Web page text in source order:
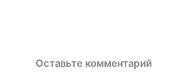
Оставьте комментарий